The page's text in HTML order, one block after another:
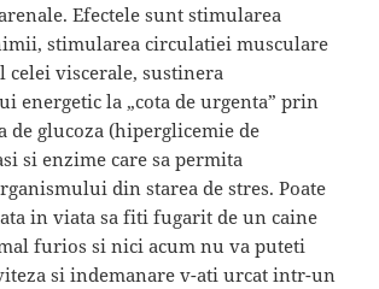
Efectele sunt stimularea
stimularea circulatiei musculare
viscerale, sustinera
energetic la „cota de urgenta” prin
de glucoza (hiperglicemie de
si enzime care sa permita
din starea de stres. Poate
in viata sa fiti fugarit de un caine
furios si nici acum nu va puteti
si indemanare v-ati urcat intr-un